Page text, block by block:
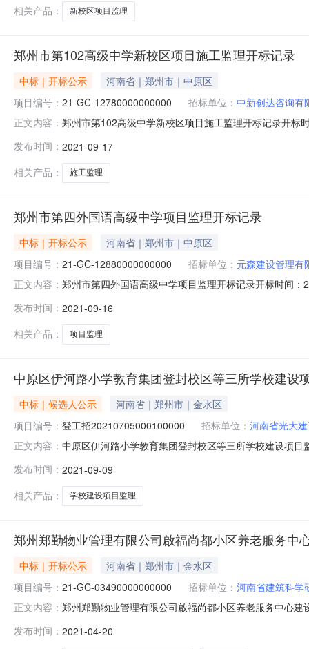
相关产品： 新校区项目监理
郑州市第102高级中学新校区项目施工监理开标记录
中标｜开标公示
河南省｜郑州市｜中原区
项目编号： 21-GC-12780000000000 招标单位： 中新创达咨询有
正文内容： 郑州市第102高级中学新校区项目施工监理开标记录开
项目负责人:;报价:元/%;工期:日历天;质量要求:;保证金金
发布时间： 2021-09-17
相关产品：
施工监理
郑州市第四外国语高级中学项目监理开标记录
中标｜开标公示
河南省｜郑州市｜中原区
项目编号： 21-GC-12880000000000 招标单位： 元森建设管理有
正文内容： 郑州市第四外国语高级中学项目监理开标记录开标时间
人:;报价:元/%;工期:日历天;质量要求:;保证金金额:元,投
发布时间： 2021-09-16
相关产品：
项目监理
中原区伊河路小学教育集团登封校区等三所学校建设
中标｜候选人公示
河南省｜郑州市｜金水区
项目编号： 登工招20210705000100000 招标单位： 河南省光大
正文内容： 中原区伊河路小学教育集团登封校区等三所学校建设项
标委员会按照招标文件规定的评标办法（具体评分标准
发布时间： 2021-09-09
相关产品：
学校建设项目监理
郑州郑勤物业管理有限公司啟福尚都小区养老服务中
中标｜开标公示
河南省｜郑州市｜金水区
项目编号： 21-GC-03490000000000 招标单位： 河南省建筑科学
正文内容： 郑州郑勤物业管理有限公司啟福尚都小区养老服务中心
人名称:郑州市瑞杰结构加固工程有限公司;项目负责人:;
发布时间： 2021-04-20